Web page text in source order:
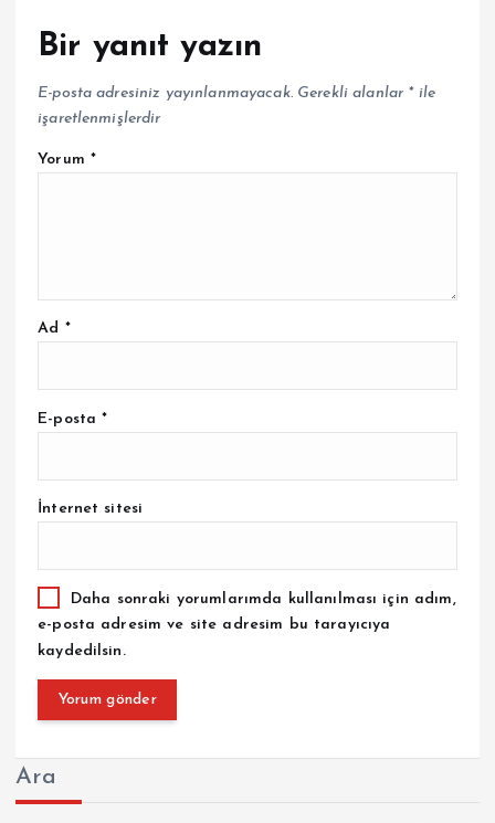
Bir yanıt yazın
E-posta adresiniz yayınlanmayacak. Gerekli alanlar *ile
işaretlenmişlerdir
Yorum *
Ad *
E-posta*
İnternet sitesi
Daha sonraki yorumlarımda kullanılması için adım,
e-posta adresim ve site adresim bu tarayıcıya
kaydedilsin.
Ara